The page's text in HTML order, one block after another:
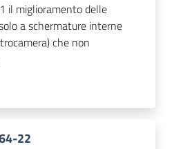
il miglioramento delle
a schermature interne
che non
22